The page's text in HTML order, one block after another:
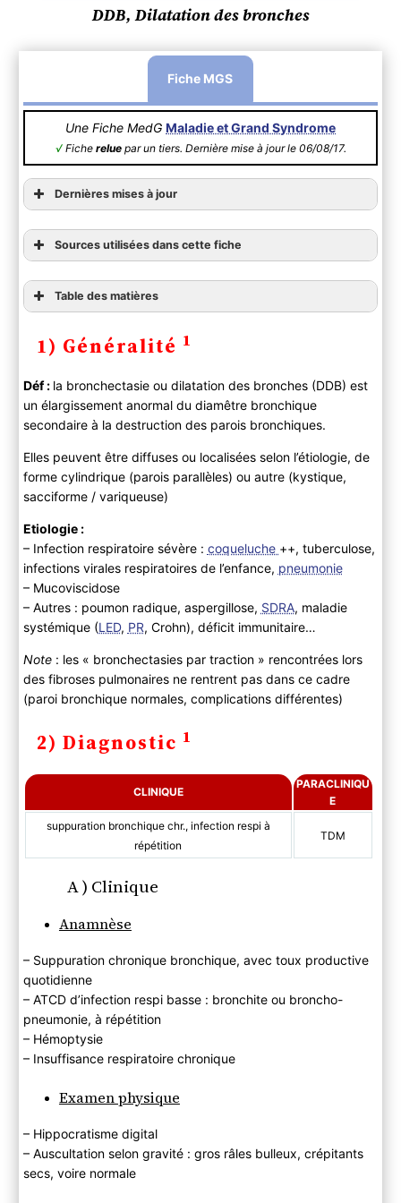
DDB, Dilatation des bronches
Fiche MGS
Une Fiche MedG Maladie et Grand Syndrome
√Fiche reluepar un tiers. Dernière mise à jour le 06/08/17.
Dernières mises à jour
Sources utilisées dans cette fiche
Table des matières
2) Diagnostic
Anamnèse
Examen physique
B ) Paraclinique
3) Evolution
4) PEC
1) Généralité 1
Déf : la bronchectasie ou dilatation des bronches (DDB) est
un élargissement anormal du diamêtre bronchique
secondaire à la destruction des parois bronchiques.
Elles peuvent être diffuses ou localisées selon l’étiologie, de
forme cylindrique (parois parallèles) ou autre (kystique,
sacciforme / variqueuse)
Etiologie :
– Infection respiratoire sévère : coqueluche ++, tuberculose,
infections virales respiratoires de l’enfance, pneumonie
– Mucoviscidose
– Autres : poumon radique, aspergillose, SDRA, maladie
systémique (LED, PR, Crohn), déficit immunitaire…
Note: les « bronchectasies par traction » rencontrées lors
des fibroses pulmonaires ne rentrent pas dans ce cadre
(paroi bronchique normales, complications différentes)
2) Diagnostic 1
CLINIQUE
PARACLINIQU
E
suppuration bronchique chr., infection respi à
répétition
TDM
A ) Clinique
Anamnèse
– Suppuration chronique bronchique, avec toux productive
quotidienne
– ATCD d’infection respi basse : bronchite ou broncho-
pneumonie, à répétition
– Hémoptysie
– Insuffisance respiratoire chronique
Examen physique
– Hippocratisme digital
– Auscultation selon gravité : gros râles bulleux, crépitants
secs, voire normale